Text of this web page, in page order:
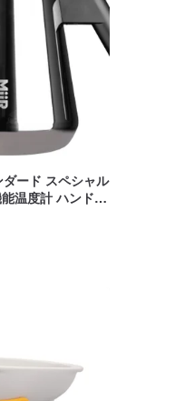
ード スペシャル
温度計 ハンドポ